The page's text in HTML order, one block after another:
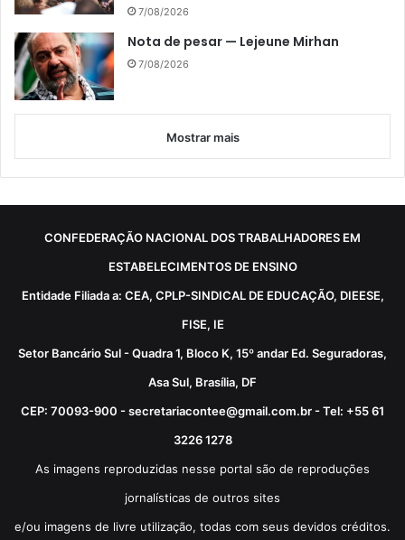
7/08/2026
Nota de pesar — Lejeune Mirhan
7/08/2026
Mostrar mais
CONFEDERAÇÃO NACIONAL DOS TRABALHADORES EM
ESTABELECIMENTOS DE ENSINO
Entidade Filiada a: CEA, CPLP-SINDICAL DE EDUCAÇÃO, DIEESE,
FISE, IE
Setor Bancário Sul - Quadra 1, Bloco K, 15º andar Ed. Seguradoras,
Asa Sul, Brasília, DF
CEP: 70093-900 - secretariacontee@gmail.com.br - Tel: +55 61
3226 1278
As imagens reproduzidas nesse portal são de reproduções
jornalísticas de outros sites
e/ou imagens de livre utilização, todas com seus devidos créditos.